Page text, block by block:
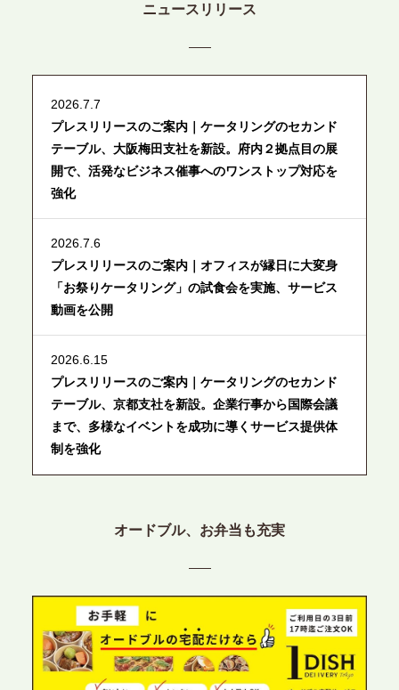
ニュースリリース
2026.7.7
プレスリリースのご案内｜ケータリングのセカンド
テーブル、大阪梅田支社を新設。府内２拠点目の展
開で、活発なビジネス催事へのワンストップ対応を
強化
2026.7.6
プレスリリースのご案内｜オフィスが縁日に大変身
「お祭りケータリング」の試食会を実施、サービス
動画を公開
2026.6.15
プレスリリースのご案内｜ケータリングのセカンド
テーブル、京都支社を新設。企業行事から国際会議
まで、多様なイベントを成功に導くサービス提供体
制を強化
プレスリリースのご案内｜ケータリングのセカンド
目の展開で、拡大する出張パーティー・ケータリン
2026.6.4
プレスリリースのご案内｜夏の社内親睦が、配属後
の離職防止に。オフィスや会議室で縁日気分を味わ
オードブル、お弁当も充実